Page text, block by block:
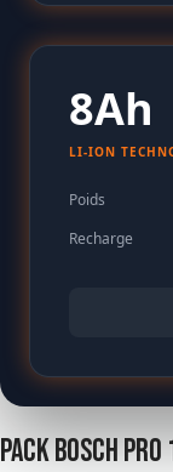
8Ah
LI-ION
Poids
Recharge
Pack Bosch